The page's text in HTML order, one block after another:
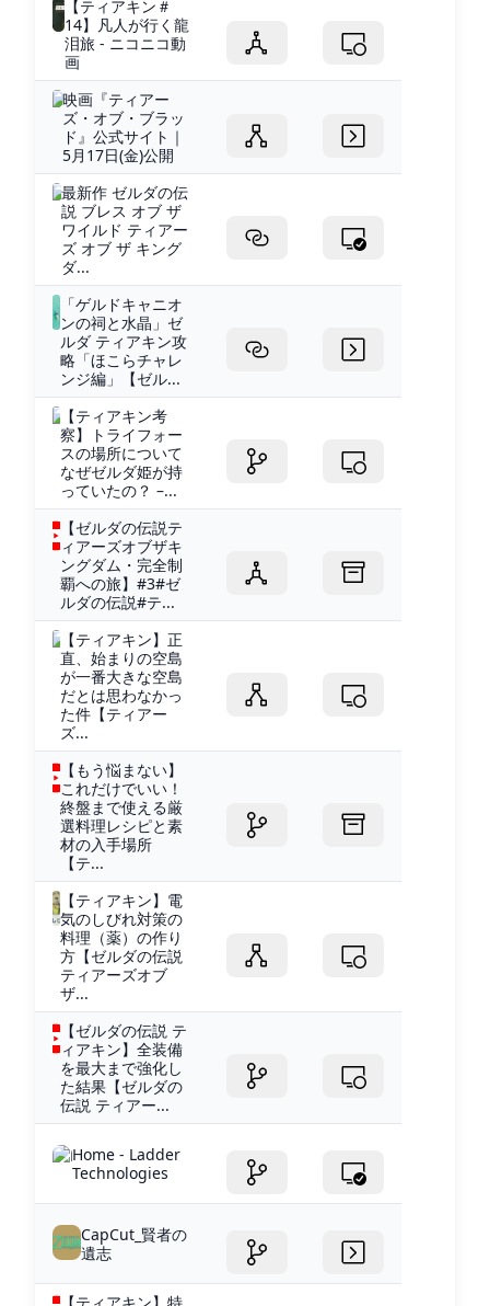
【ティアキン＃
14】凡人が行く龍
泪旅 - ニコニコ動
画
映画『ティアー
ズ・オブ・ブラッ
ド』公式サイト｜
5月17日(金)公開
最新作 ゼルダの伝
説 ブレス オブ ザ
ワイルド ティアー
ズ オブ ザ キング
ダ...
「ゲルドキャニオ
ンの祠と水晶」ゼ
ルダ ティアキン攻
略「ほこらチャレ
ンジ編」【ゼル...
【ティアキン考
察】トライフォー
スの場所について
なぜゼルダ姫が持
っていたの？ –...
【ゼルダの伝説テ
ィアーズオブザキ
ングダム・完全制
覇への旅】#3#ゼ
ルダの伝説#テ...
【ティアキン】正
直、始まりの空島
が一番大きな空島
だとは思わなかっ
た件【ティアー
ズ...
【もう悩まない】
これだけでいい！
終盤まで使える厳
選料理レシピと素
材の入手場所
【テ...
【ティアキン】電
気のしびれ対策の
料理（薬）の作り
方【ゼルダの伝説
ティアーズオブ
ザ...
【ゼルダの伝説 テ
ィアキン】全装備
を最大まで強化し
た結果【ゼルダの
伝説 ティアー...
Home - Ladder
Technologies
CapCut_賢者の
遺志